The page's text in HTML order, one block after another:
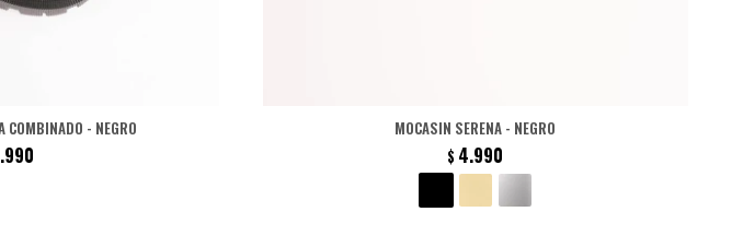
COMBINADO - NEGRO MOCASIN SERENA - NEGRO
$ 4.990